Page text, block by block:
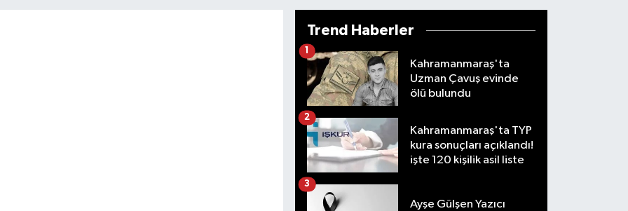
Trend Haberler
Kahramanmaraş'ta
Uzman Çavuş evinde
ölü bulundu
1
Kahramanmaraş'ta TYP
kura sonuçları açıklandı!
işte 120 kişilik asil liste
2
Ayşe Gülşen Yazıcı
3